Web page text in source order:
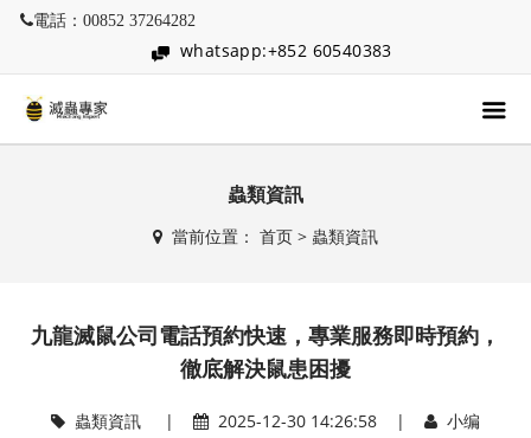
電話：00852 37264282
whatsapp:+852 60540383
蟲類資訊
當前位置： 首页> 蟲類資訊
九龍滅鼠公司電話預約快速，專業服務即時預約，
徹底解決鼠患困擾
蟲類資訊| 2025-12-30 14:26:58 | 小编